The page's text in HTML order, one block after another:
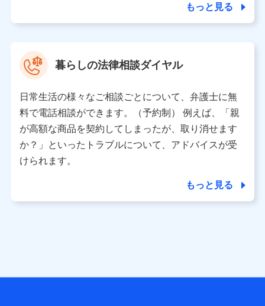
東京都中央区日本橋人形町2-14-10 アーバンネット日本橋
ビル 3F
※ 当社および株式会社NTTドコモは、お客さまの情報を利
データ憲章」に定める行動原則を順守します 。
※ パーソナルデータダッシュボードの「第三者提供の管
理」の設定状態にかかわらず、共同利用する場合がありま
※ dポイントクラブ会員ではないお客さま（2019年12月11
日以降、一度もdポイントクラブ会員であったことがないお
個人データは、こちら の利用目的の範囲内に限って共同利
用します。
もっと見る
暮らしの法律相談ダイヤル
日常生活の様々なご相談ごとについて、弁護士に無
料で電話相談ができます。（予約制） 例えば、「親
が高額な商品を契約してしまったが、取り消せます
か？」といったトラブルについて、アドバイスが受
けられます。
もっと見る